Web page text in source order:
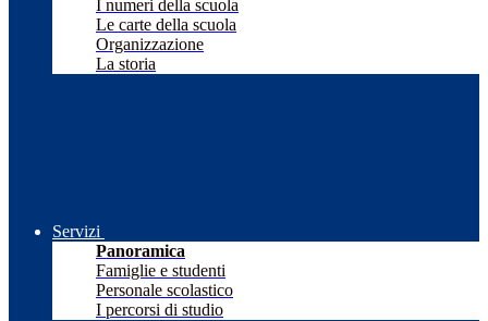
I numeri della scuola
Le carte della scuola
Organizzazione
La storia
Servizi
Panoramica
Famiglie e studenti
Personale scolastico
I percorsi di studio